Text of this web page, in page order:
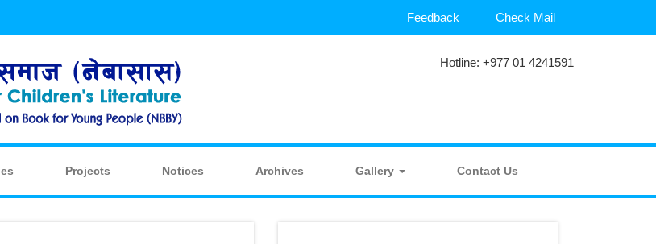
Check Mail
Feedback
Hotline: +977 01 4241591
Projects Notices Archives Gallery Contact Us